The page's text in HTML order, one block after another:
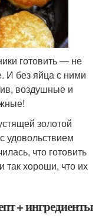
готовить — не
И без яйца с ними
воздушные и
золотой
удовольствием
что готовить
хороши, что их
+ ингредиенты